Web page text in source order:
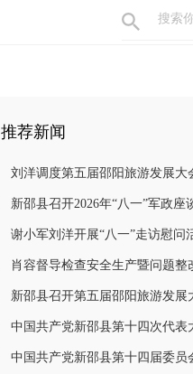
推荐新闻
刘洋调度第五届邵阳旅游发展大会项目
新邵县召开2026年“八一”军政座
谢小军刘洋开展“八一”走访慰问
肖容督导检查安全生产暨问题整改
新邵县召开第五届邵阳旅游发展大会筹备工
中国共产党新邵县第十四次代表
中国共产党新邵县第十四届委员会举行第一次